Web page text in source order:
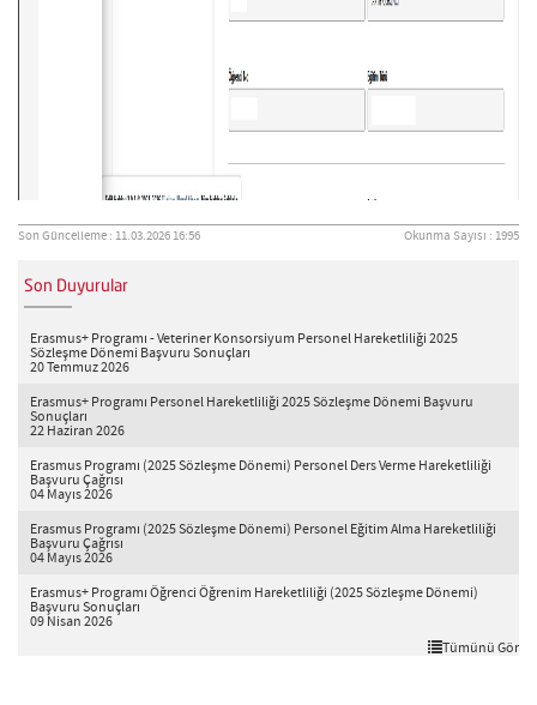
Son Güncelleme : 11.03.2026 16:56 Okunma Sayısı : 1995
Son Duyurular
Erasmus+ Programı - Veteriner Konsorsiyum Personel Hareketliliği 2025
Sözleşme Dönemi Başvuru Sonuçları
20 Temmuz 2026
Erasmus+ Programı Personel Hareketliliği 2025 Sözleşme Dönemi Başvuru
Sonuçları
22 Haziran 2026
Erasmus Programı (2025 Sözleşme Dönemi) Personel Ders Verme Hareketliliği
Başvuru Çağrısı
04 Mayıs 2026
Erasmus Programı (2025 Sözleşme Dönemi) Personel Eğitim Alma Hareketliliği
Başvuru Çağrısı
04 Mayıs 2026
Erasmus+ Programı Öğrenci Öğrenim Hareketliliği (2025 Sözleşme Dönemi)
Başvuru Sonuçları
09 Nisan 2026
Tümünü Gör